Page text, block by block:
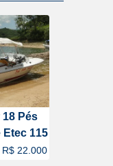
Pés
115
R$ 22.000